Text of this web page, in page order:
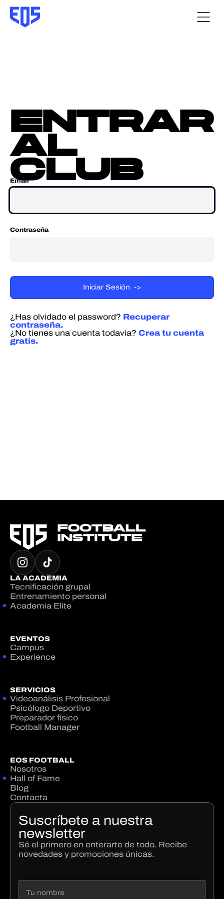
entrar
al
club
Email
Contraseña
¿Has olvidado el password? Recuperar
contraseña.
¿No tienes una cuenta todavía? Crea tu cuenta
gratis.
LA ACADEMIA
Tecnificación grupal
Entrenamiento personal
Academia Elite
EVENTOS
Campus
Experience
SERVICIOS
Videoanálisis Profesional
Psicólogo Deportivo
Preparador físico
Football Manager
EOS FOOTBALL
Nosotros
Hall of Fame
Blog
Contacta
Suscríbete a nuestra
newsletter
Sé el primero en enterarte de todo. Recibe
novedades y promociones únicas.